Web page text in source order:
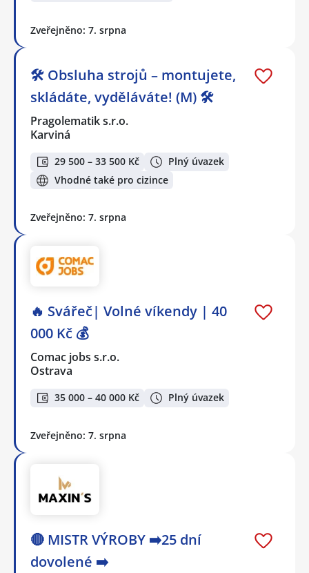
Zveřejněno: 7. srpna
🛠️ Obsluha strojů – montujete,
skládáte, vyděláváte! (M) 🛠️
Pragolematik s.r.o.
Karviná
29 500 – 33 500 Kč
Plný úvazek
Vhodné také pro cizince
Zveřejněno: 7. srpna
🔥 Svářeč| Volné víkendy | 40
000 Kč 💰
Comac jobs s.r.o.
Ostrava
35 000 – 40 000 Kč Plný úvazek
Zveřejněno: 7. srpna
🔴 MISTR VÝROBY ➡️25 dní
dovolené ➡️